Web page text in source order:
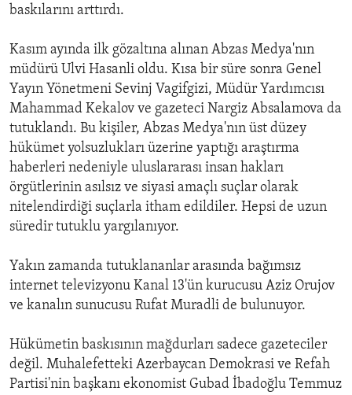
baskılarını arttırdı.
Kasım ayında ilk gözaltına alınan Abzas Medya'nın
müdürü Ulvi Hasanli oldu. Kısa bir süre sonra Genel
Yayın Yönetmeni Sevinj Vagifgizi, Müdür Yardımcısı
Mahammad Kekalov ve gazeteci Nargiz Absalamova da
tutuklandı. Bu kişiler, Abzas Medya'nın üst düzey
hükümet yolsuzlukları üzerine yaptığı araştırma
haberleri nedeniyle uluslararası insan hakları
örgütlerinin asılsız ve siyasi amaçlı suçlar olarak
nitelendirdiği suçlarla itham edildiler. Hepsi de uzun
süredir tutuklu yargılanıyor.
Yakın zamanda tutuklananlar arasında bağımsız
internet televizyonu Kanal 13'ün kurucusu Aziz Orujov
ve kanalın sunucusu Rufat Muradli de bulunuyor.
Hükümetin baskısının mağdurları sadece gazeteciler
değil. Muhalefetteki Azerbaycan Demokrasi ve Refah
Partisi'nin başkanı ekonomist Gubad İbadoğlu Temmuz